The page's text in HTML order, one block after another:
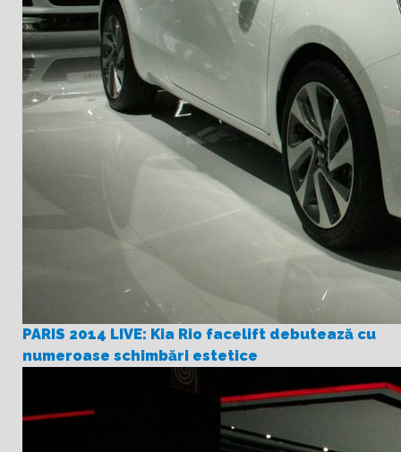
PARIS 2014 LIVE: Kia Rio facelift debutează cu
numeroase schimbări estetice